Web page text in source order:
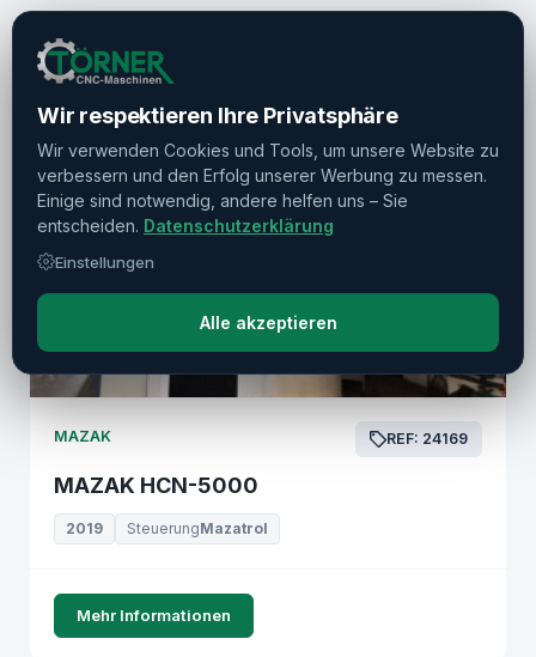
Weitere Maschinen von Mazak
MAZAK REF: 24169
MAZAK HCN-5000
2019 SteuerungMazatrol
Mehr Informationen
Wir respektieren Ihre Privatsphäre
Wir verwenden Cookies und Tools, um unsere Website zu
verbessern und den Erfolg unserer Werbung zu messen.
Einige sind notwendig, andere helfen uns – Sie
entscheiden. Datenschutzerklärung
Einstellungen
Alle akzeptieren